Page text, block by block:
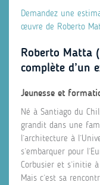
Demandez une
œuvre de Roberto
Roberto Matta
complète d’un
Jeunesse et
Né à Santiago du
grandit dans une
l’architecture à
s’embarquer pour
Corbusier et s’initie
Mais c’est sa